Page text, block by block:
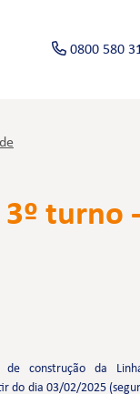
0800 580
turno -
de construção da
do dia 03/02/2025